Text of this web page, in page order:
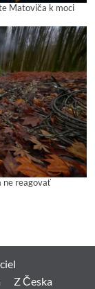
Matoviča k moci
ne reagovať
Z Česka